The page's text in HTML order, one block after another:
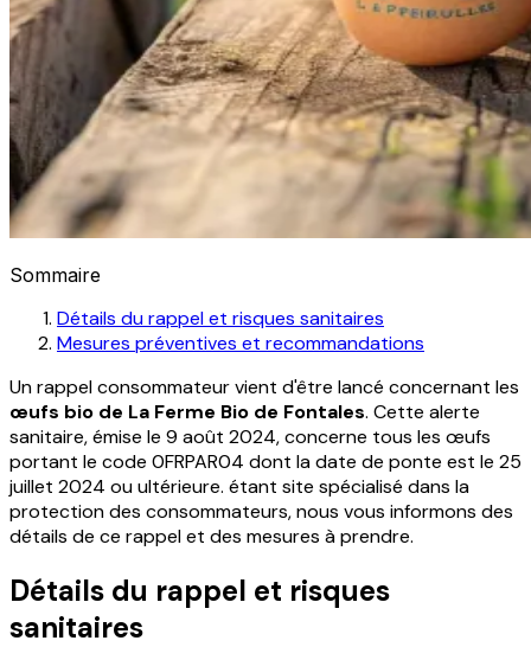
Sommaire
Détails du rappel et risques sanitaires
Mesures préventives et recommandations
Un rappel consommateur vient d'être lancé concernant les
œufs bio de La Ferme Bio de Fontales. Cette alerte
sanitaire, émise le 9 août 2024, concerne tous les œufs
portant le code 0FRPAR04 dont la date de ponte est le 25
juillet 2024 ou ultérieure. étant site spécialisé dans la
protection des consommateurs, nous vous informons des
détails de ce rappel et des mesures à prendre.
Détails du rappel et risques
sanitaires